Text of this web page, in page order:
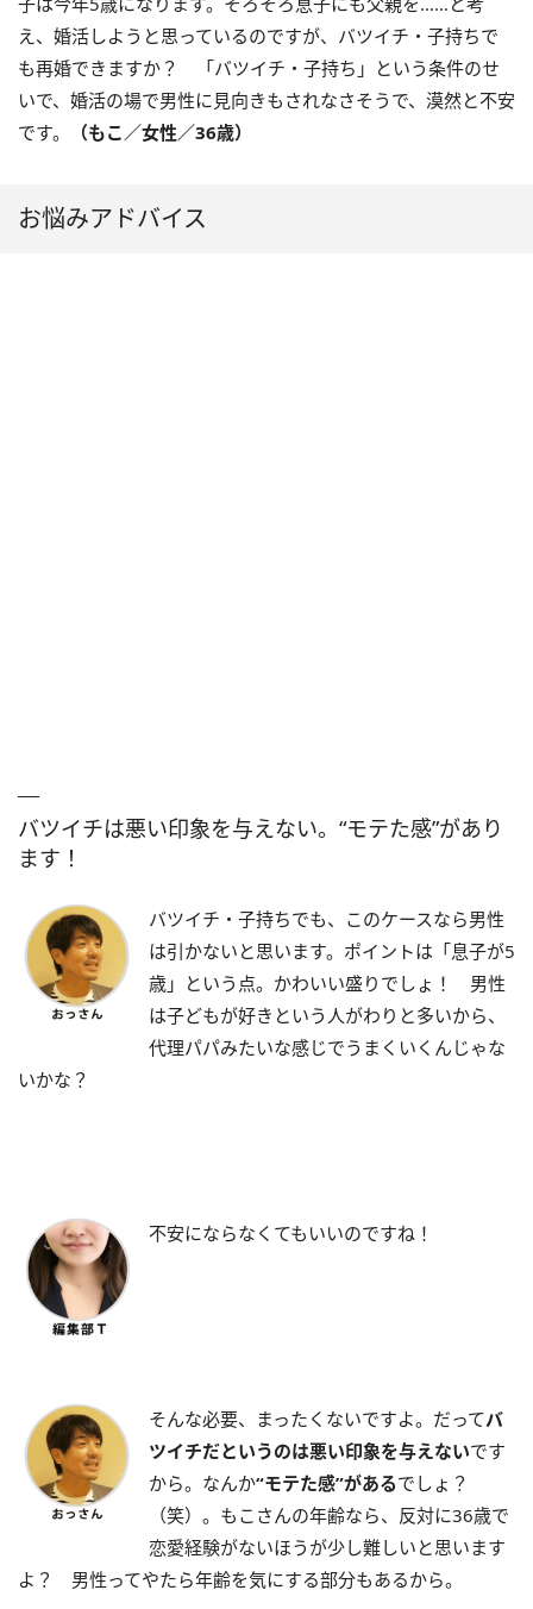
え、婚活しようと思っているのですが、バツイチ・子持ちで
も再婚できますか？ 「バツイチ・子持ち」という条件のせ
いで、婚活の場で男性に見向きもされなさそうで、漠然と不安
です。
（もこ／女性／36歳）
お悩みアドバイス
バツイチは悪い印象を与えない。“モテた感”があり
ます！
バツイチ・子持ちでも、このケースなら男性
は引かないと思います。ポイントは「息子が5
歳」という点。かわいい盛りでしょ！ 男性
は子どもが好きという人がわりと多いから、
代理パパみたいな感じでうまくいくんじゃな
いかな？
不安にならなくてもいいのですね！
そんな必要、まったくないですよ。だってバ
ツイチだというのは悪い印象を与えないです
から。なんか“モテた感”があるでしょ？
（笑）。もこさんの年齢なら、反対に36歳で
恋愛経験がないほうが少し難しいと思います
よ？ 男性ってやたら年齢を気にする部分もあるから。